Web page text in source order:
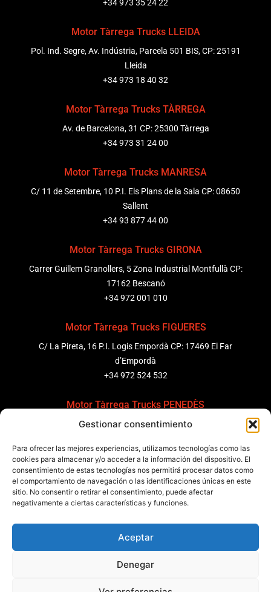
Gestionar consentimiento
Para ofrecer las mejores experiencias, utilizamos tecnologías como las
cookies para almacenar y/o acceder a la información del dispositivo. El
consentimiento de estas tecnologías nos permitirá procesar datos como
el comportamiento de navegación o las identificaciones únicas en este
sitio. No consentir o retirar el consentimiento, puede afectar
negativamente a ciertas características y funciones.
Aceptar
Denegar
+34 973 35 24 22
Motor Tàrrega Trucks LLEIDA
Pol. Ind. Segre, Av. Indústria, Parcela 501 BIS, CP: 25191
Lleida
+34 973 18 40 32
Motor Tàrrega Trucks TÀRREGA
Av. de Barcelona, 31 CP: 25300 Tàrrega
+34 973 31 24 00
Motor Tàrrega Trucks MANRESA
C/ 11 de Setembre, 10 P.I. Els Plans de la Sala CP: 08650
Sallent
+34 93 877 44 00
Motor Tàrrega Trucks GIRONA
Carrer Guillem Granollers, 5 Zona Industrial Montfullà CP:
17162 Bescanó
+34 972 001 010
Motor Tàrrega Trucks FIGUERES
C/ La Pireta, 16 P.I. Logis Empordà CP: 17469 El Far
d’Empordà
+34 972 524 532
Motor Tàrrega Trucks PENEDÈS
C/ Ponent 8, Pol. Ind. Sant Pere Molanta, CP: 08799
+34 931 69 11 91
Motor Tàrrega Trucks BARCELONA
Zona Franca, Carrer E, s/n 08040 Barcelona, España